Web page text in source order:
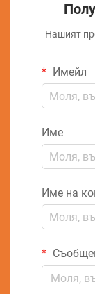
Нашият
Имейл
Име
Име на